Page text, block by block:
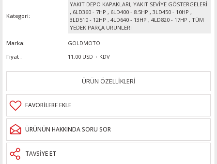
KASNAKLI ALTERNATÖRLER - 1500
Kategori
YAKIT DEPO KAPAKLARI, YAKIT SEVİYE GÖSTERGELERİ
, 6LD360 - 7HP , 6LD400 - 8.5HP , 3LD450 - 10HP ,
3LD510 - 12HP , 4LD640 - 13HP , 4LD820 - 17HP , TÜM
YEDEK PARÇA ÜRÜNLERİ
Marka
GOLDMOTO
Fiyat
11,00 USD + KDV
ÜRÜN ÖZELLİKLERİ
ÜRÜNÜN HAKKINDA SORU SOR
TAVSİYE ET